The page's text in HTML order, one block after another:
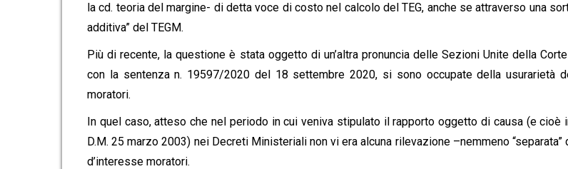
la cd. teoria del margine- di detta voce di costo nel calcolo del TEG, anche se attraverso una
additiva” del TEGM.
Più di recente, la questione è stata oggetto di un’altra pronuncia delle Sezioni Unite della
con la sentenza n. 19597/2020 del 18 settembre 2020, si sono occupate della usurarietà
moratori.
In quel caso, atteso che nel periodo in cui veniva stipulato il rapporto oggetto di causa (e cioè
D.M. 25 marzo 2003) nei Decreti Ministeriali non vi era alcuna rilevazione –nemmeno
d’interesse moratori.